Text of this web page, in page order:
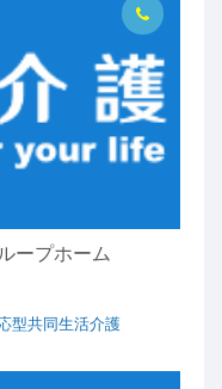
ープホーム
型共同生活介護